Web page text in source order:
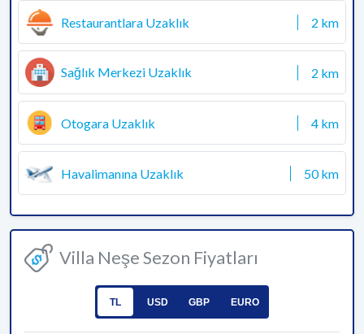
Restaurantlara Uzaklık 2 km
Sağlık Merkezi Uzaklık 2 km
Otogara Uzaklık 4 km
Havalimanına Uzaklık 50 km
Villa Neşe Sezon Fiyatları
TL USD GBP EURO